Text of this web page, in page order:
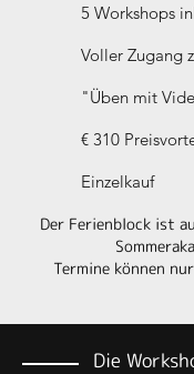
5 Workshops
Voller Zugang
"Üben mit
€ 310
Einzelkauf
Der Ferienblock ist
Termine können
Die